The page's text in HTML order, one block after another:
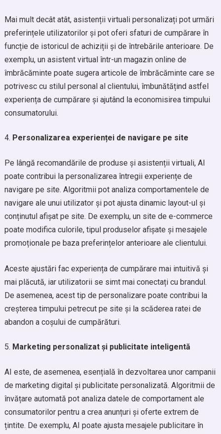
Mai mult decât atât, asistenții virtuali personalizați pot urmări
preferințele utilizatorilor și pot oferi sfaturi de cumpărare în
funcție de istoricul de achiziții și de întrebările anterioare. De
exemplu, un asistent virtual într-un magazin online de
îmbrăcăminte poate sugera articole de îmbrăcăminte care se
potrivesc cu stilul personal al clientului, îmbunătățind astfel
experiența de cumpărare și ajutând la economisirea timpului
consumatorului.
Personalizarea experienței de navigare pe site
Pe lângă recomandările de produse și asistenții virtuali, AI
poate contribui la personalizarea întregii experiențe de
navigare pe site. Algoritmii pot analiza comportamentele de
navigare ale unui utilizator și pot ajusta dinamic layout-ul și
conținutul afișat pe site. De exemplu, un site de e-commerce
poate modifica culorile, tipul produselor afișate și mesajele
promoționale pe baza preferințelor anterioare ale clientului.
Aceste ajustări fac experiența de cumpărare mai intuitivă și
mai plăcută, iar utilizatorii se simt mai conectați cu brandul.
De asemenea, acest tip de personalizare poate contribui la
creșterea timpului petrecut pe site și la scăderea ratei de
abandon a coșului de cumpărături.
Marketing personalizat și publicitate inteligentă
AI este, de asemenea, esențială în dezvoltarea unor campanii
de marketing digital și publicitate personalizată. Algoritmii de
învățare automată pot analiza datele de comportament ale
consumatorilor pentru a crea anunțuri și oferte extrem de
țintite. De exemplu, AI poate ajusta mesajele publicitare în